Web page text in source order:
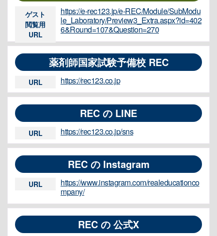
ゲスト
閲覧用
URL
https://e-rec123.jp/e-REC/Module/SubModu
le_Laboratory/Preview3_Extra.aspx?id=402
6&Round=107&Question=270
薬剤師国家試験予備校 REC
URL https://rec123.co.jp
REC の LINE
URL https://rec123.co.jp/sns
REC の Instagram
URL
https://www.instagram.com/realeducationco
mpany/
REC の 公式X